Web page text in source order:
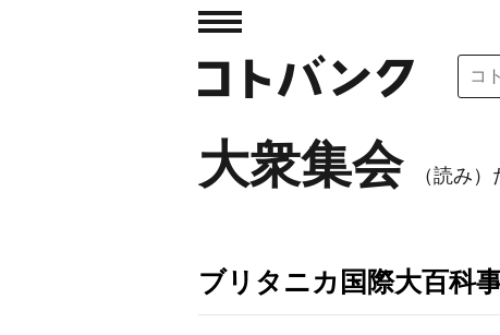
大衆集会 （読み
ブリタニカ国際大百科